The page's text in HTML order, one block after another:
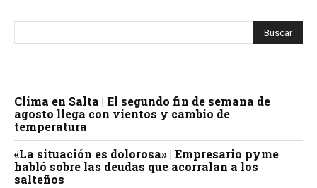
Clima en Salta | El segundo fin de semana de
agosto llega con vientos y cambio de
temperatura
«La situación es dolorosa» | Empresario pyme
habló sobre las deudas que acorralan a los
salteños